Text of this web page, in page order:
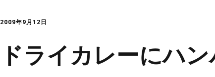
2009年9月12日
ドライカレーにハ